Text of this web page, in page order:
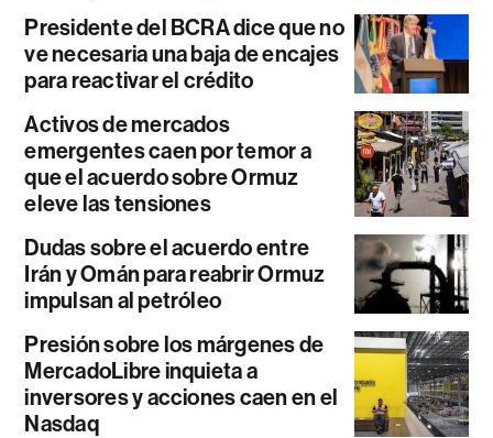
Presidente del BCRA dice que no
ve necesaria una baja de encajes
para reactivar el crédito
Activos de mercados
emergentes caen por temor a
que el acuerdo sobre Ormuz
eleve las tensiones
Dudas sobre el acuerdo entre
Irán y Omán para reabrir Ormuz
impulsan al petróleo
Presión sobre los márgenes de
MercadoLibre inquieta a
inversores y acciones caen en el
Nasdaq